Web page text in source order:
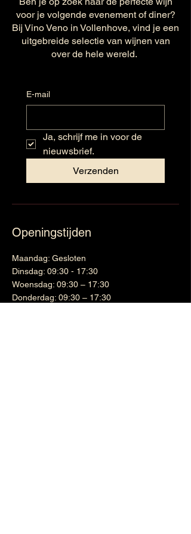
voor je volgende evenement of diner?
Bij Vino Veno in Vollenhove, vind je een
uitgebreide selectie van wijnen van
over de hele wereld.
E-mail
Ja, schrijf me in voor de
nieuwsbrief.
Verzenden
Openingstijden
Maandag: Gesloten
Dinsdag: 09:30 - 17:30
Woensdag: 09:30 – 17:30
Donderdag: 09:30 – 17:30